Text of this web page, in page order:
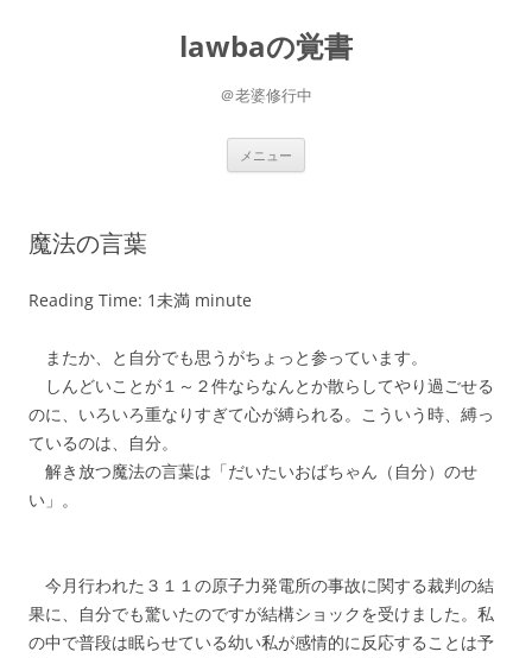
lawbaの覚書
＠老婆修行中
メニュー
魔法の言葉
Reading Time: 1未満 minute
またか、と自分でも思うがちょっと参っています。
しんどいことが１～２件ならなんとか散らしてやり過ごせる
のに、いろいろ重なりすぎて心が縛られる。こういう時、縛っ
ているのは、自分。
解き放つ魔法の言葉は「だいたいおばちゃん（自分）のせ
い」。
今月行われた３１１の原子力発電所の事故に関する裁判の結
果に、自分でも驚いたのですが結構ショックを受けました。私
の中で普段は眠らせている幼い私が感情的に反応することは予